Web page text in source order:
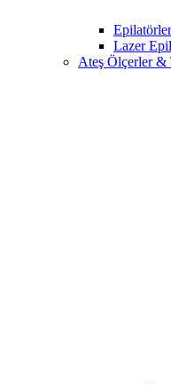
Epilatörler
Lazer
Ateş Ölçerler &